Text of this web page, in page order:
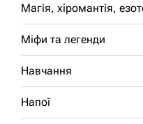
Магія, хіромантія,
Міфи та легенди
Навчання
Напої